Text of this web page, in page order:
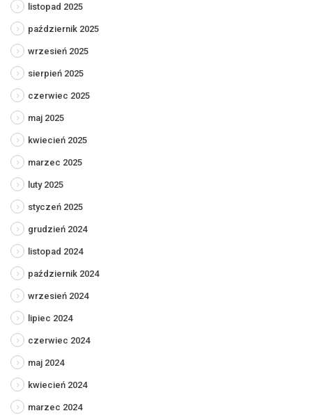
listopad 2025
październik 2025
wrzesień 2025
sierpień 2025
czerwiec 2025
maj 2025
kwiecień 2025
marzec 2025
luty 2025
styczeń 2025
grudzień 2024
listopad 2024
październik 2024
wrzesień 2024
lipiec 2024
czerwiec 2024
maj 2024
kwiecień 2024
marzec 2024